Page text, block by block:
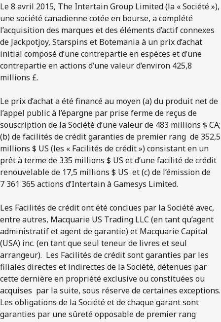
Le 8 avril 2015, The Intertain Group Limited (la « Société »),
une société canadienne cotée en bourse, a complété
l’acquisition des marques et des éléments d’actif connexes
de Jackpotjoy, Starspins et Botemania à un prix d’achat
initial composé d’une contrepartie en espèces et d’une
contrepartie en actions d’une valeur d’environ 425,8
millions £.
Le prix d’achat a été financé au moyen (a) du produit net de
l’appel public à l’épargne par prise ferme de reçus de
souscription de la Société d’une valeur de 483 millions $ CA;
(b) de facilités de crédit garanties de premier rang de 352,5
millions $ US (les « Facilités de crédit ») consistant en un
prêt à terme de 335 millions $ US et d’une facilité de crédit
renouvelable de 17,5 millions $ US et (c) de l’émission de
7 361 365 actions d’Intertain à Gamesys Limited.
Les Facilités de crédit ont été conclues par la Société avec,
entre autres, Macquarie US Trading LLC (en tant qu’agent
administratif et agent de garantie) et Macquarie Capital
(USA) inc. (en tant que seul teneur de livres et seul
arrangeur). Les Facilités de crédit sont garanties par les
filiales directes et indirectes de la Société, détenues par
cette dernière en propriété exclusive ou constituées ou
acquises par la suite, sous réserve de certaines exceptions.
Les obligations de la Société et de chaque garant sont
garanties par une sûreté opposable de premier rang